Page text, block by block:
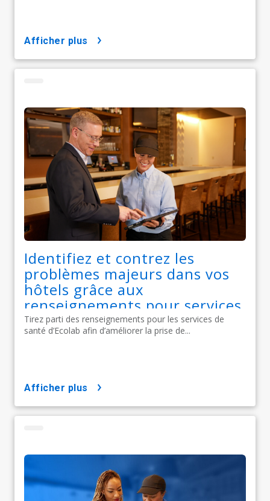
afficher plus
Identifiez et contrez les
problèmes majeurs dans vos
hôtels grâce aux
renseignements pour services
de santé d’Ecolab
Tirez parti des renseignements pour les services de
santé d’Ecolab afin d’améliorer la prise de...
afficher plus